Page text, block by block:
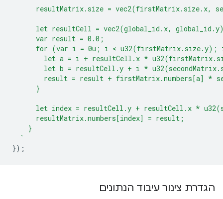
resultMatrix.size = vec2(firstMatrix.size.x,
let resultCell = vec2(global_id.x,
      var result = 0.0;
for (var i = 0u; i < u32(firstMatrix.size.y);
let a = i + resultCell.x *
let b = resultCell.y + i *
result = result + firstMatrix.numbers[a] *
      }
let index = resultCell.y + resultCell.x *
      resultMatrix.numbers[index] = result;
    }
  `
});
הגדרת צינור עיבוד הנתונים